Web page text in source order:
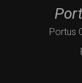
Portus